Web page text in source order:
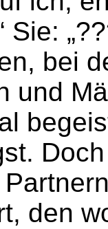
Sie:
bei
und
den